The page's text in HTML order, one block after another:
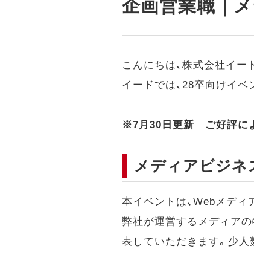
企画営業職｜
こんにちは、株式会社イー
イードでは、28卒向けイベ
※7月30日更新 ご好評に
メディアビジネ
本イベントは、Webメデ
弊社が運営するメディア
表していただきます。少